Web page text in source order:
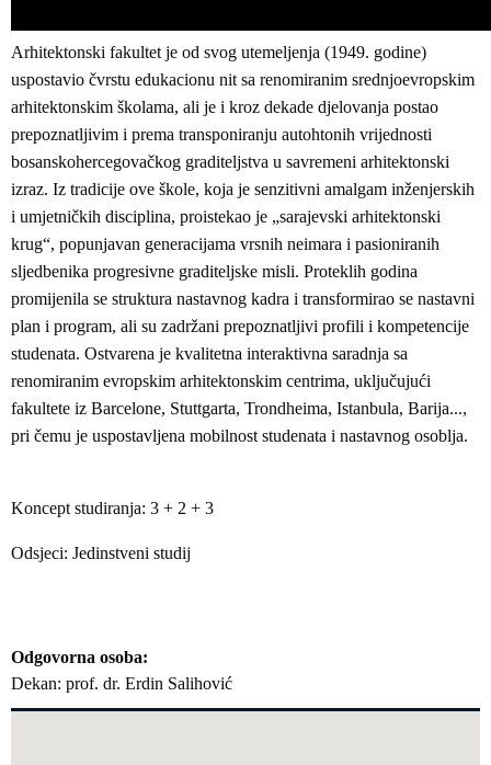
Arhitektonski fakultet je od svog utemeljenja (1949. godine)
uspostavio čvrstu edukacionu nit sa renomiranim srednjoevropskim
arhitektonskim školama, ali je i kroz dekade djelovanja postao
prepoznatljivim i prema transponiranju autohtonih vrijednosti
bosanskohercegovačkog graditeljstva u savremeni arhitektonski
izraz. Iz tradicije ove škole, koja je senzitivni amalgam inženjerskih
i umjetničkih disciplina, proistekao je „sarajevski arhitektonski
krug“, popunjavan generacijama vrsnih neimara i pasioniranih
sljedbenika progresivne graditeljske misli. Proteklih godina
promijenila se struktura nastavnog kadra i transformirao se nastavni
plan i program, ali su zadržani prepoznatljivi profili i kompetencije
studenata. Ostvarena je kvalitetna interaktivna saradnja sa
renomiranim evropskim arhitektonskim centrima, uključujući
fakultete iz Barcelone, Stuttgarta, Trondheima, Istanbula, Barija...,
pri čemu je uspostavljena mobilnost studenata i nastavnog osoblja.
Koncept studiranja: 3 + 2 + 3
Odsjeci: Jedinstveni studij
Odgovorna osoba
Dekan: prof. dr. Erdin Salihović